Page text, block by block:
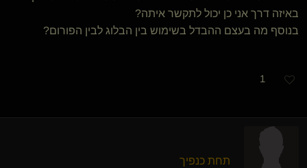
באיזה דרך אני כן יכול לתקשר איתה?
בנוסף מה בעצם ההבדל בשימוש בין הבלוג לבין הפורום?
1
תחת כנפיך